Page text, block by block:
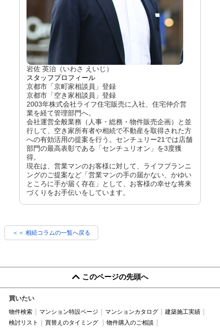
岩佐 英治（いわさ えいじ）
スタッフプロフィール
京都市「京町家相談員」登録
京都市「空き家相談員」登録
2003年株式会社ライフ住宅販売に入社、住宅仲介営
業を経て管理部門へ。
会社運営全般業務（人事・総務・物件販売企画）と並
行して、空き家所有者や相続で不動産を取得された方
への有効活用の提案を行う。センチュリー21では店舗
部門の最高表彰である「センチュリオン」を3度獲
得。
現在は、営業マンのお客様に対して、ライフプランニ
ングのご提案など「営業マンの手の届かない、かゆい
ところに手が届く存在」として、お客様の幸せな将来
づくりをお手伝いをしています。
＜＜ 相続コラムの一覧へ戻る
このページの先頭へ
買いたい
物件検索 マンション特設ページ マンションカタログ
建築施工実績
検討リスト
買替えのタイミング
物件購入のご相談